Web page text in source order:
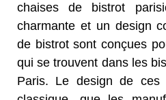
chaises de bistrot
charmante et un design
de bistrot sont conçues
qui se trouvent dans les
Paris. Le design de ces